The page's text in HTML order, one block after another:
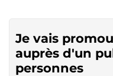
Je vais
auprès d'un
personnes